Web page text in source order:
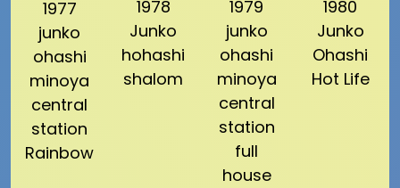
1977
junko
ohashi
minoya
central
station
Rainbow
1978
Junko
hohashi
shalom
1979
junko
ohashi
minoya
central
station
full
house
1980
Junko
Ohashi
Hot Life